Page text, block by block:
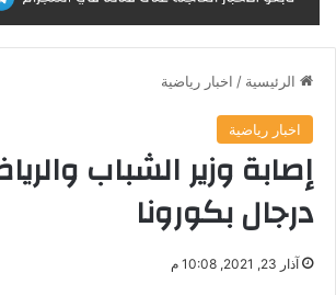
الرئيسية / اخبار رياضية
اخبار رياضية
إصابة وزير الشباب
درجال بكورونا
آذار 23, 2021, 10:08 م